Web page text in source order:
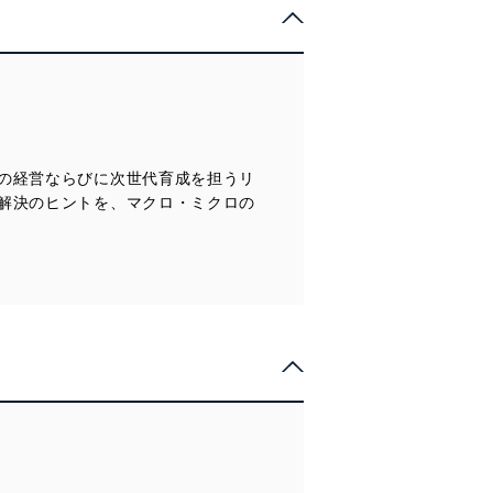
経営ならびに次世代育成を担うリ
決のヒントを、マクロ・ミクロの